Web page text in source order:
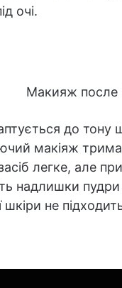
очі.
до тону
макіяж
легке, але
надлишки
шкіри не